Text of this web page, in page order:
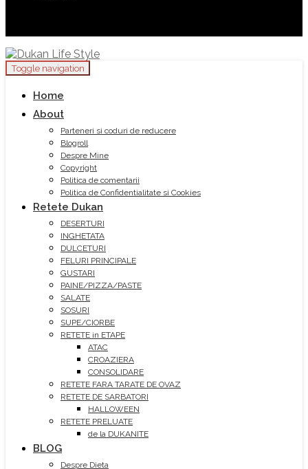
Toggle navigation
Home
About
Parteneri si coduri de reducere
Blogroll
Despre Mine
Copyright
Politica de comentarii
Politica de Confidentialitate si Cookies
Retete Dukan
DESERTURI
INGHETATA
DULCETURI
FELURI PRINCIPALE
GUSTARI
PAINE/PIZZA/PASTE
SALATE
SOSURI
SUPE/CIORBE
RETETE in ETAPE
ATAC
CROAZIERA
CONSOLIDARE
RETETE FARA TARATE DE OVAZ
RETETE DE SARBATORI
HALLOWEEN
RETETE PRELUATE
de la DUKANITE
BLOG
Despre Dieta